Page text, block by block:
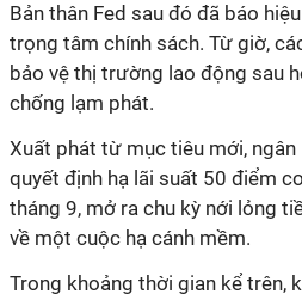
Bản thân Fed sau đó đã báo
trọng tâm chính sách. Từ giờ,
bảo vệ thị trường lao động sau
chống lạm phát.
Xuất phát từ mục tiêu mới,
quyết định hạ lãi suất 50 điểm
tháng 9, mở ra chu kỳ nới lỏng
về một cuộc hạ cánh mềm.
Trong khoảng thời gian kể trên,